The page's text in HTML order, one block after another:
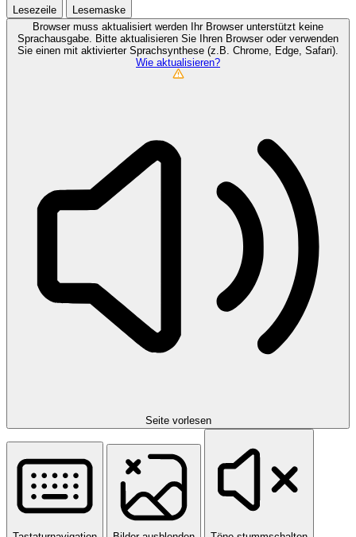
Lesezeile
Lesemaske
Browser muss aktualisiert werden
Ihr Browser unterstützt keine
Sprachausgabe. Bitte aktualisieren Sie Ihren Browser oder verwenden
Sie einen mit aktivierter Sprachsynthese (z.B. Chrome, Edge, Safari).
Wie aktualisieren?
Seite vorlesen